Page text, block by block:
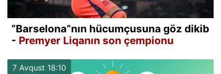
“Barselona”nın hücumçusuna göz dikib
- Premyer Liqanın son çempionu
7 Avqust 18:10